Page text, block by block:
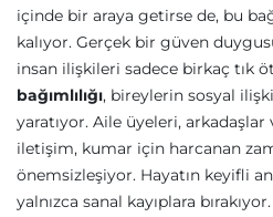
içinde bir araya getirse de, bu
kalıyor. Gerçek bir güven
insan ilişkileri sadece birkaç tık
bağımlılığı, bireylerin sosyal
yaratıyor. Aile üyeleri, arkadaşlar
iletişim, kumar için harcanan
önemsizleşiyor. Hayatın keyifli
yalnızca sanal kayıplara bırakıyor.